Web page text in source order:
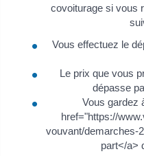
covoiturage si vous
Vous effectuez le
Le prix que vous
dépasse
Vous gardez
href="https://
vouvant/demarches-
part</a>